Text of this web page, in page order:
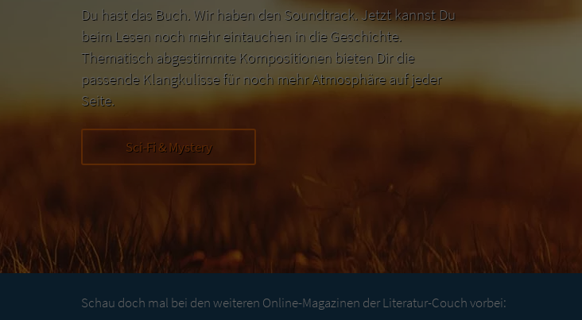
Du hast das Buch. Wir haben den Soundtrack. Jetzt kannst Du
beim Lesen noch mehr eintauchen in die Geschichte.
Thematisch abgestimmte Kompositionen bieten Dir die
passende Klangkulisse für noch mehr Atmosphäre auf jeder
Seite.
Sci-Fi & Mystery
Schau doch mal bei den weiteren Online-Magazinen der Literatur-Couch vorbei: